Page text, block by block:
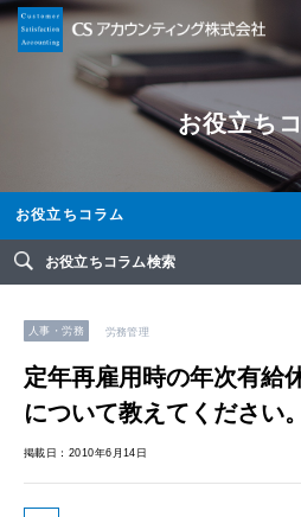
お役立ち
お役立ちコラム
お役立ちコラム検索
人事・労務 労務管理
定年再雇用時の年次有給
について教えてください。
掲載日：2010年6月14日